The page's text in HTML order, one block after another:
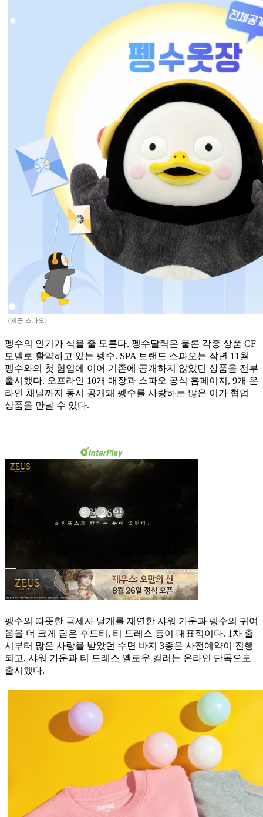
(제공 스파오)
펭수의 인기가 식을 줄 모른다. 펭수달력은 물론 각종 상품 CF
모델로 활약하고 있는 펭수. SPA 브랜드 스파오는 작년 11월
펭수와의 첫 협업에 이어 기존에 공개하지 않았던 상품을 전부
출시했다. 오프라인 10개 매장과 스파오 공식 홈페이지, 9개 온
라인 채널까지 동시 공개돼 펭수를 사랑하는 많은 이가 협업
상품을 만날 수 있다.
펭수의 따뜻한 극세사 날개를 재연한 샤워 가운과 펭수의 귀여
움을 더 크게 담은 후드티, 티 드레스 등이 대표적이다. 1차 출
시부터 많은 사랑을 받았던 수면 바지 3종은 사전예약이 진행
되고, 샤워 가운과 티 드레스 옐로우 컬러는 온라인 단독으로
출시했다.